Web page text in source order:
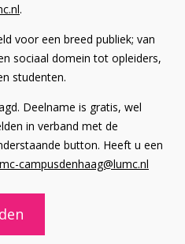
.
voor een breed publiek; van
sociaal domein tot opleiders,
studenten.
Deelname is gratis, wel
in verband met de
button. Heeft u een
campusdenhaag@lumc.nl